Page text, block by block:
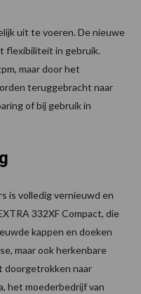
uit te voeren. De nieuwe
flexibiliteit in gebruik.
maar door het
teruggebracht naar
of bij gebruik in
is volledig vernieuwd en
332XF Compact, die
kappen en doeken
maar ook herkenbare
doorgetrokken naar
het moederbedrijf van